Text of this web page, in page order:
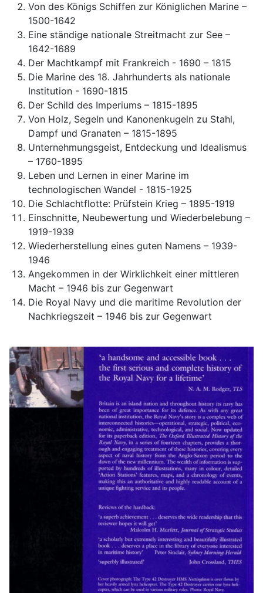
Von des Königs Schiffen zur Königlichen Marine –
1500-1642
Eine ständige nationale Streitmacht zur See –
1642-1689
Der Machtkampf mit Frankreich - 1690 – 1815
Die Marine des 18. Jahrhunderts als nationale
Institution - 1690-1815
Der Schild des Imperiums – 1815-1895
Von Holz, Segeln und Kanonenkugeln zu Stahl,
Dampf und Granaten – 1815-1895
Unternehmungsgeist, Entdeckung und Idealismus
– 1760-1895
Leben und Lernen in einer Marine im
technologischen Wandel - 1815-1925
Die Schlachtflotte: Prüfstein Krieg – 1895-1919
Einschnitte, Neubewertung und Wiederbelebung –
1919-1939
Wiederherstellung eines guten Namens – 1939-
1946
Angekommen in der Wirklichkeit einer mittleren
Macht – 1946 bis zur Gegenwart
Die Royal Navy und die maritime Revolution der
Nachkriegszeit – 1946 bis zur Gegenwart